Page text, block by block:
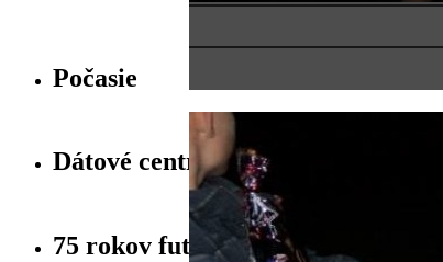
Počasie
Dátové centrum obcí
75 rokov futbalu v Beši